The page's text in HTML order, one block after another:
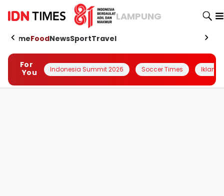
LAMPUNG
HomeFoodNewsSportTravel
For
You
Indonesia Summit 2026 Soccer Times Iklanin